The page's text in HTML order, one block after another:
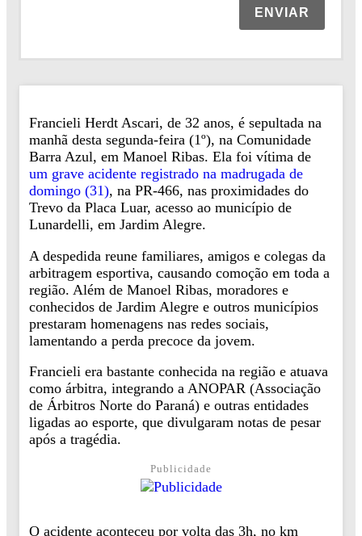
ENVIAR
Francieli Herdt Ascari, de 32 anos, é sepultada na
manhã desta segunda-feira (1º), na Comunidade
Barra Azul, em Manoel Ribas. Ela foi vítima de
um grave acidente registrado na madrugada de
domingo (31), na PR-466, nas proximidades do
Trevo da Placa Luar, acesso ao município de
Lunardelli, em Jardim Alegre.
A despedida reune familiares, amigos e colegas da
arbitragem esportiva, causando comoção em toda a
região. Além de Manoel Ribas, moradores e
conhecidos de Jardim Alegre e outros municípios
prestaram homenagens nas redes sociais,
lamentando a perda precoce da jovem.
Francieli era bastante conhecida na região e atuava
como árbitra, integrando a ANOPAR (Associação
de Árbitros Norte do Paraná) e outras entidades
ligadas ao esporte, que divulgaram notas de pesar
após a tragédia.
Publicidade
O acidente aconteceu por volta das 3h, no km